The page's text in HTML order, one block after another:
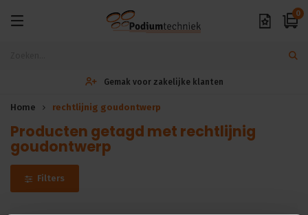
0
Gemak voor zakelijke klanten
Home rechtlijnig goudontwerp
Producten getagd met rechtlijnig
goudontwerp
Filters